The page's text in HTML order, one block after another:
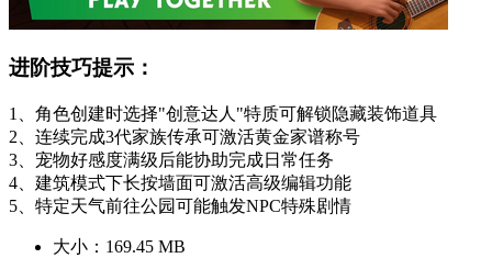
进阶技巧提示：
1、角色创建时选择"创意达人"特质可解锁隐藏装饰道具
2、连续完成3代家族传承可激活黄金家谱称号
3、宠物好感度满级后能协助完成日常任务
4、建筑模式下长按墙面可激活高级编辑功能
5、特定天气前往公园可能触发NPC特殊剧情
大小： 169.45 MB